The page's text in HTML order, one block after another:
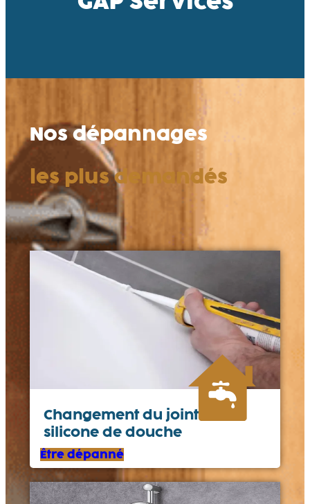
Nos dépannages
les plus demandés
Changement du joint en
silicone de douche
Être dépanné